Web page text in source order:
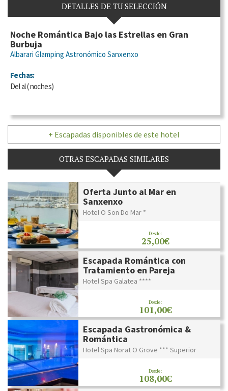
DETALLES DE TU SELECCIÓN
Noche Romántica Bajo las Estrellas en Gran
Burbuja
Albarari Glamping Astronómico Sanxenxo
Fechas:
Delal(noches)
+ Escapadas disponibles de este hotel
OTRAS ESCAPADAS SIMILARES
Oferta Junto al Mar en
Sanxenxo
Hotel O Son Do Mar *
Desde:
25,00€
Escapada Romántica con
Tratamiento en Pareja
Hotel Spa Galatea ****
Desde:
101,00€
Escapada Gastronómica &
Romántica
Hotel Spa Norat O Grove *** Superior
Desde:
108,00€